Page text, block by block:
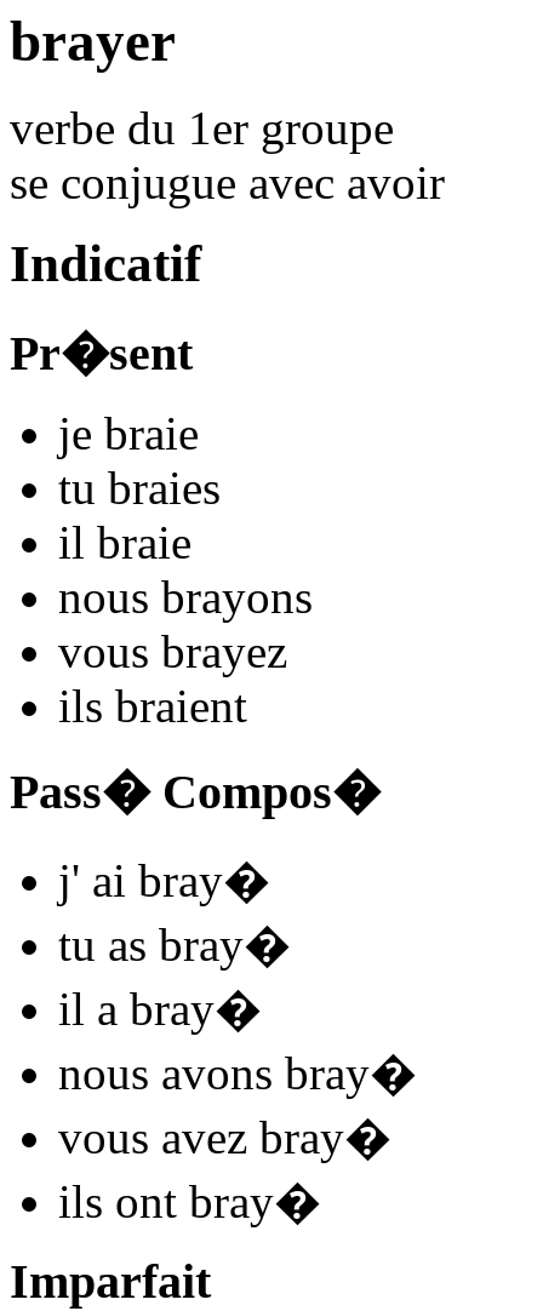
brayer
verbe du 1er groupe
se conjugue avec avoir
Indicatif
Pr�sent
je braie
tu braies
il braie
nous brayons
vous brayez
ils braient
Pass� Compos�
j' ai bray�
tu as bray�
il a bray�
nous avons bray�
vous avez bray�
ils ont bray�
Imparfait